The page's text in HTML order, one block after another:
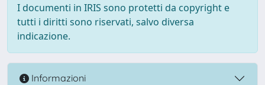
I documenti in IRIS sono protetti da copyright e
tutti i diritti sono riservati, salvo diversa
indicazione.
Informazioni